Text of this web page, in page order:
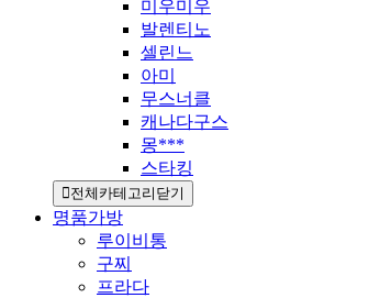
미우미우
발렌티노
셀린느
아미
무스너클
캐나다구스
몽***
스타킹
전체카테고리닫기
명품가방
루이비통
구찌
프라다